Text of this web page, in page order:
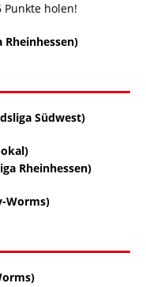
holen!
Rheinhessen)
Südwest)
Rheinhessen)
Worms)